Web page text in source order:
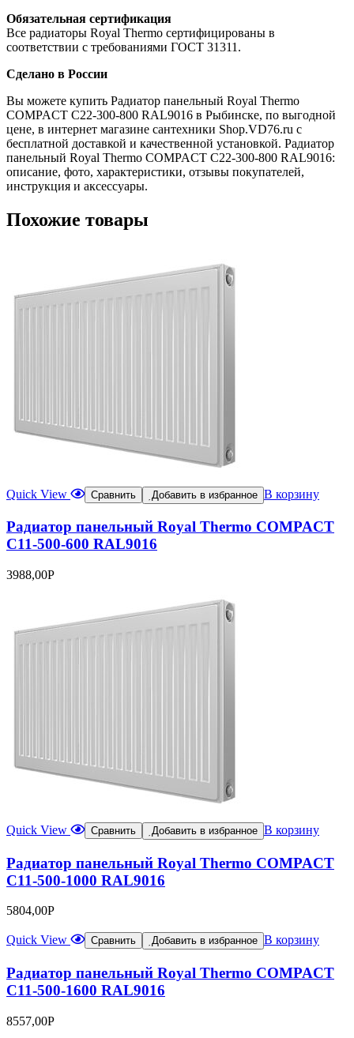
Обязательная сертификация
Все радиаторы Royal Thermo сертифицированы в
соответствии с требованиями ГОСТ 31311.
Сделано в России
Вы можете купить Радиатор панельный Royal Thermo
COMPACT C22-300-800 RAL9016 в Рыбинске, по выгодной
цене, в интернет магазине сантехники Shop.VD76.ru с
бесплатной доставкой и качественной установкой. Радиатор
панельный Royal Thermo COMPACT C22-300-800 RAL9016:
описание, фото, характеристики, отзывы покупателей,
инструкция и аксессуары.
Похожие товары
Quick View Сравнить Добавить в избранное В корзину
Радиатор панельный Royal Thermo COMPACT
C11-500-600 RAL9016
3988,00Р
Quick View Сравнить Добавить в избранное В корзину
Радиатор панельный Royal Thermo COMPACT
C11-500-1000 RAL9016
5804,00Р
Quick View Сравнить Добавить в избранное В корзину
Радиатор панельный Royal Thermo COMPACT
C11-500-1600 RAL9016
8557,00Р